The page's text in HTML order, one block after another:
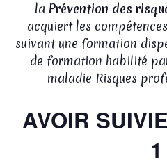
la Prévention des
acquiert les
suivant une formation
de formation habilité
maladie Risques
AVOIR
1